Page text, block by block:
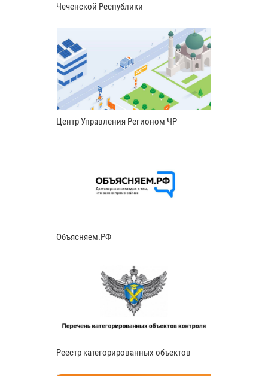
Чеченской Республики
Центр Управления Регионом ЧР
Объясняем.РФ
Реестр категорированных объектов